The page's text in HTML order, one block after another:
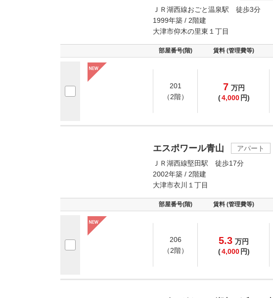
ＪＲ湖西線おごと温泉駅 徒歩3分
1999年築 / 2階建
大津市仰木の里東１丁目
部屋番号(階) 賃料 (管理費等)
201
（2階）
7 万円
(4,000 円)
エスポワール青山
アパート
ＪＲ湖西線堅田駅 徒歩17分
2002年築 / 2階建
大津市衣川１丁目
部屋番号(階) 賃料 (管理費等)
206
（2階）
5.3 万円
(4,000 円)